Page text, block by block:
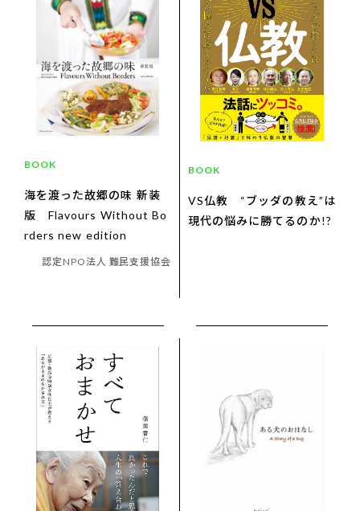
BOOK
海を渡った故郷の味 新装
版 Flavours Without Bo
rders new edition
認定NPO法人 難民支援協会
BOOK
VS仏教 “ブッダの教え”は
現代の悩みに勝てるのか!?